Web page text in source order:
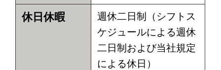
休日休暇
週休二日制（シフトス
ケジュールによる週休
二日制および当社規定
による休日）